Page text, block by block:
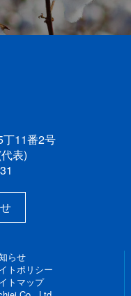
11番2号
表)
らせ
トポリシー
トマップ